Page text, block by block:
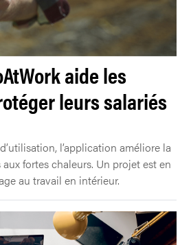
aide les
leurs salariés
l’application améliore la
fortes chaleurs. Un projet est en
au travail en intérieur.